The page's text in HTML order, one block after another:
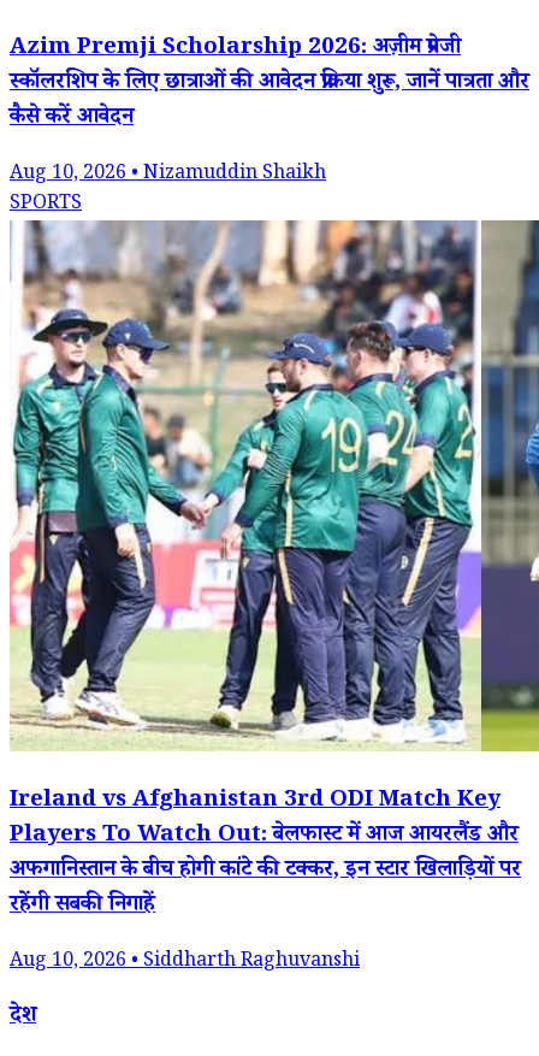
Azim Premji Scholarship 2026: अज़ीम प्रेमजी
स्कॉलरशिप के लिए छात्राओं की आवेदन प्रक्रिया शुरू, जानें पात्रता और
कैसे करें आवेदन
Aug 10, 2026 • Nizamuddin Shaikh
SPORTS
Ireland vs Afghanistan 3rd ODI Match Key
Players To Watch Out: बेलफास्ट में आज आयरलैंड और
अफगानिस्तान के बीच होगी कांटे की टक्कर, इन स्टार खिलाड़ियों पर
रहेंगी सबकी निगाहें
Aug 10, 2026 • Siddharth Raghuvanshi
देश